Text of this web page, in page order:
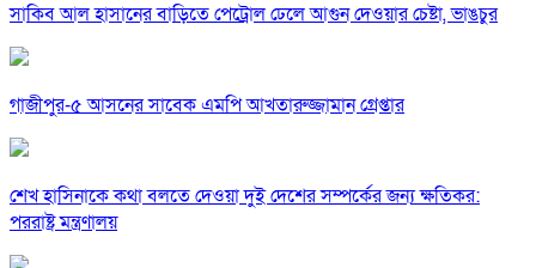
সাকিব আল হাসানের বাড়িতে পেট্রোল ঢেলে আগুন দেওয়ার চেষ্টা, ভাঙচুর
গাজীপুর-৫ আসনের সাবেক এমপি আখতারুজ্জামান গ্রেপ্তার
শেখ হাসিনাকে কথা বলতে দেওয়া দুই দেশের সম্পর্কের জন্য ক্ষতিকর:
পররাষ্ট্র মন্ত্রণালয়